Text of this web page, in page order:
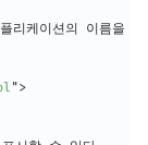
리케이션의 이름을 명
">